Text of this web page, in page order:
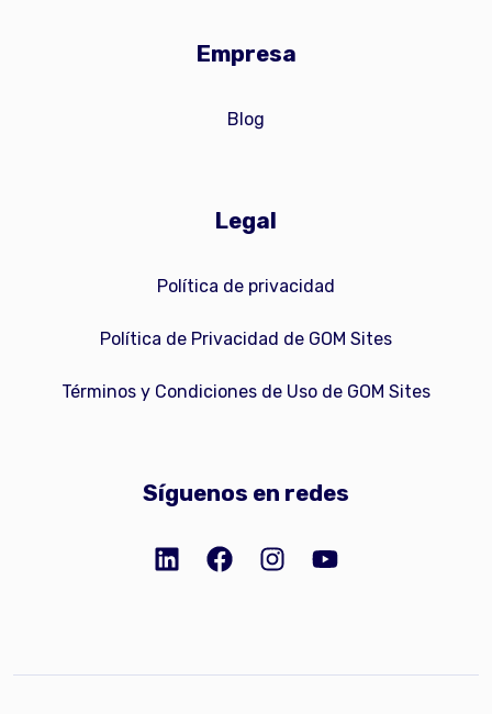
Empresa
Blog
Legal
Política de privacidad
Política de Privacidad de GOM Sites
Términos y Condiciones de Uso de GOM Sites
Síguenos en redes